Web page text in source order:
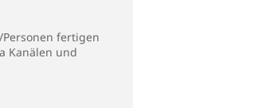
fertigen
Kanälen und